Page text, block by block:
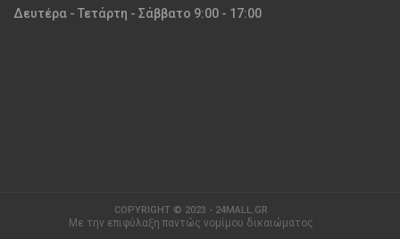
Δευτέρα - Τετάρτη - Σάββατο 9:00 - 17:00
COPYRIGHT © 2023 - 24MALL.GR
Με την επιφύλαξη παντώς νομίμου δικαιώματος